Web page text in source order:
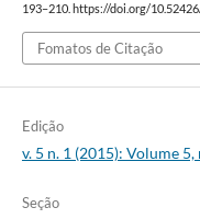
193–210. https://doi.org/
Fomatos de Citação
Edição
v. 5 n. 1 (2015): Volume
Seção